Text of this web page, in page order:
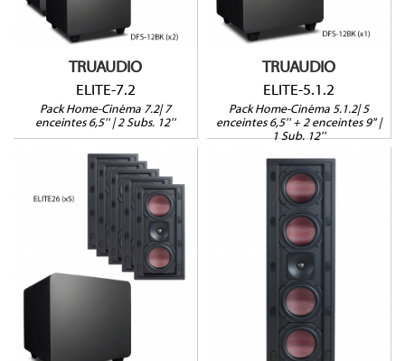
TRUAUDIO
ELITE-7.2
Pack Home-Cinéma 7.2| 7
enceintes 6,5'' | 2 Subs. 12''
TRUAUDIO
ELITE-5.1.2
Pack Home-Cinéma 5.1.2| 5
enceintes 6,5'' + 2 enceintes 9" |
1 Sub. 12''
Garantie 5 ans
ELITE-5.1
ELITE46
Enceinte LCR 3-voies
250W@8Ω
Profondeur : 102mm
Vendue à l'unité
Garantie 5 ans